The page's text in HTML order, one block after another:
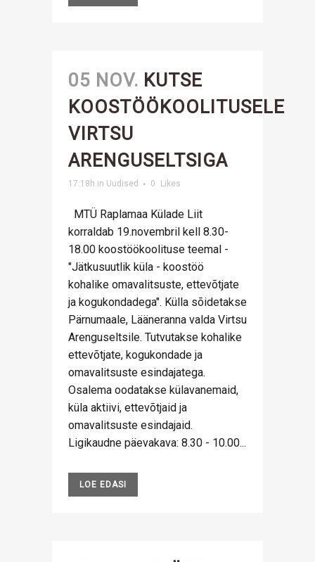
05 NOV. KUTSE
KOOSTÖÖKOOLITUSELE
VIRTSU
ARENGUSELTSIGA
17:18h in Uudised 0 Likes
MTÜ Raplamaa Külade Liit
korraldab 19.novembril kell 8.30-
18.00 koostöökoolituse teemal -
"Jätkusuutlik küla - koostöö
kohalike omavalitsuste, ettevõtjate
ja kogukondadega". Külla sõidetakse
Pärnumaale, Lääneranna valda Virtsu
Arenguseltsile. Tutvutakse kohalike
ettevõtjate, kogukondade ja
omavalitsuste esindajatega.
Osalema oodatakse külavanemaid,
küla aktiivi, ettevõtjaid ja
omavalitsuste esindajaid.
Ligikaudne päevakava: 8.30 - 10.00...
LOE EDASI